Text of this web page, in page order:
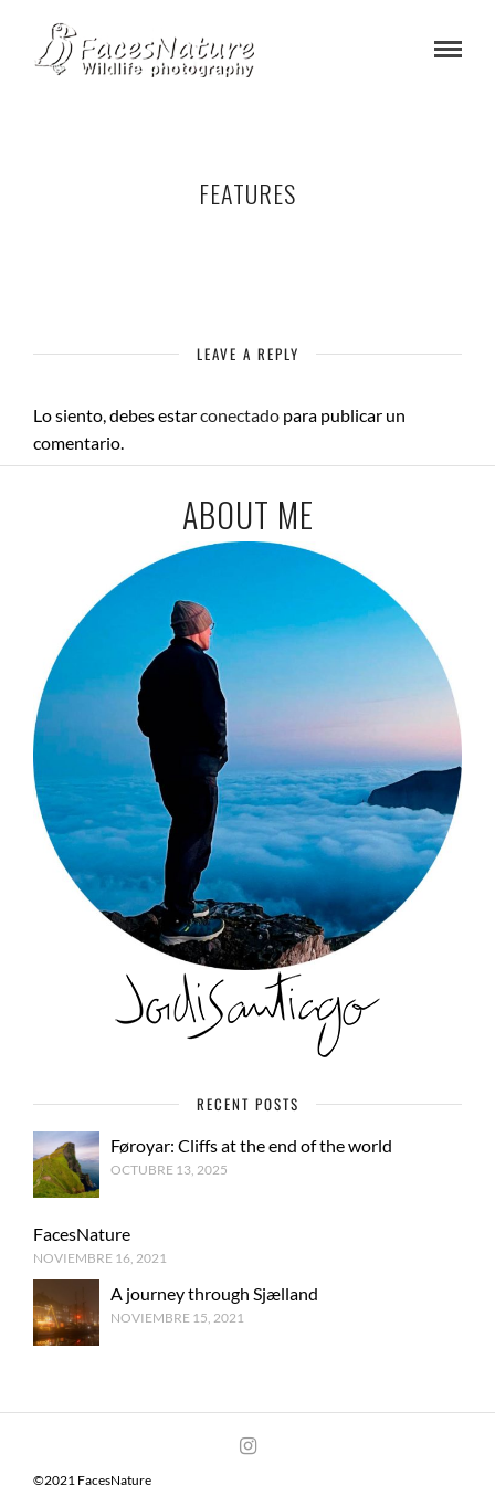
FEATURES
LEAVE A REPLY
Lo siento, debes estarconectado para publicar un
comentario.
ABOUT ME
RECENT POSTS
Føroyar: Cliffs at the end of the world
OCTUBRE 13, 2025
FacesNature
NOVIEMBRE 16, 2021
A journey through Sjælland
NOVIEMBRE 15, 2021
©2021 FacesNature